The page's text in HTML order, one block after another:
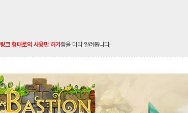
링크 형태로의 사용만 허가함을 미리 알려둡니다.